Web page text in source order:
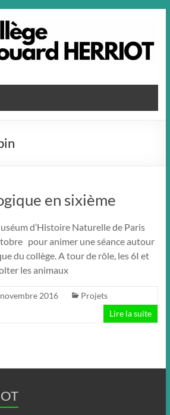
en sixième
d’Histoire Naturelle de Paris
pour animer une séance autour
du collège. A tour de rôle, les 6I et
les animaux
2016
Projets
Lire la suite